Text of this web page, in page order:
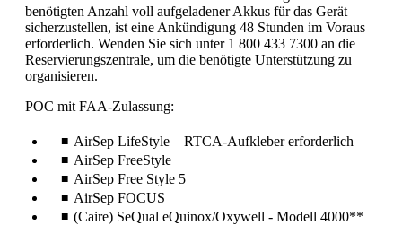
benötigten Anzahl voll aufgeladener Akkus für das Gerät
sicherzustellen, ist eine Ankündigung 48 Stunden im Voraus
erforderlich. Wenden Sie sich unter 1 800 433 7300 an die
Reservierungszentrale, um die benötigte Unterstützung zu
organisieren.
POC mit FAA-Zulassung:
AirSep LifeStyle – RTCA-Aufkleber erforderlich
AirSep FreeStyle
AirSep Free Style 5
AirSep FOCUS
(Caire) SeQual eQuinox/Oxywell - Modell 4000**